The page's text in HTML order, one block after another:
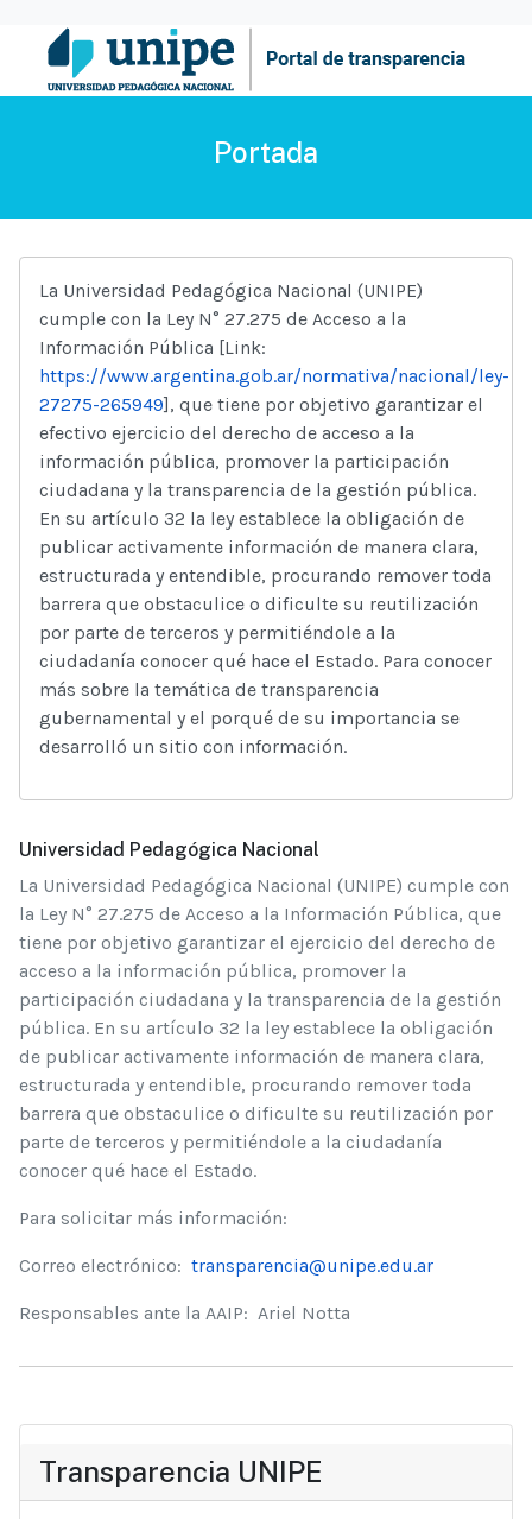
Portada
La Universidad Pedagógica Nacional (UNIPE)
cumple con la Ley N° 27.275 de Acceso a la
Información Pública [Link:
https://www.argentina.gob.ar/normativa/nacional/ley-
27275-265949], que tiene por objetivo garantizar el
efectivo ejercicio del derecho de acceso a la
información pública, promover la participación
ciudadana y la transparencia de la gestión pública.
En su artículo 32 la ley establece la obligación de
publicar activamente información de manera clara,
estructurada y entendible, procurando remover toda
barrera que obstaculice o dificulte su reutilización
por parte de terceros y permitiéndole a la
ciudadanía conocer qué hace el Estado. Para conocer
más sobre la temática de transparencia
gubernamental y el porqué de su importancia se
desarrolló un sitio con información.
Universidad Pedagógica Nacional
La Universidad Pedagógica Nacional (UNIPE) cumple con
la Ley N° 27.275 de Acceso a la Información Pública, que
tiene por objetivo garantizar el ejercicio del derecho de
acceso a la información pública, promover la
participación ciudadana y la transparencia de la gestión
pública. En su artículo 32 la ley establece la obligación
de publicar activamente información de manera clara,
estructurada y entendible, procurando remover toda
barrera que obstaculice o dificulte su reutilización por
parte de terceros y permitiéndole a la ciudadanía
conocer qué hace el Estado.
Para solicitar más información:
Correo electrónico: transparencia@unipe.edu.ar
Responsables ante la AAIP: Ariel Notta
Transparencia UNIPE